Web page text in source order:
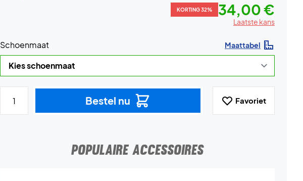
KORTING 32% 34,00 €
Laatste kans
Schoenmaat Maattabel
Bestel nu Favoriet
POPULAIRE ACCESSOIRES